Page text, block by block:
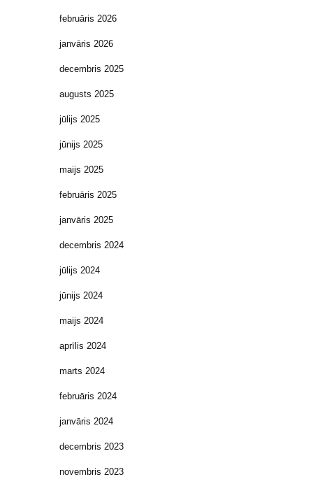
februāris 2026
janvāris 2026
decembris 2025
augusts 2025
jūlijs 2025
jūnijs 2025
maijs 2025
februāris 2025
janvāris 2025
decembris 2024
jūlijs 2024
jūnijs 2024
maijs 2024
aprīlis 2024
marts 2024
februāris 2024
janvāris 2024
decembris 2023
novembris 2023